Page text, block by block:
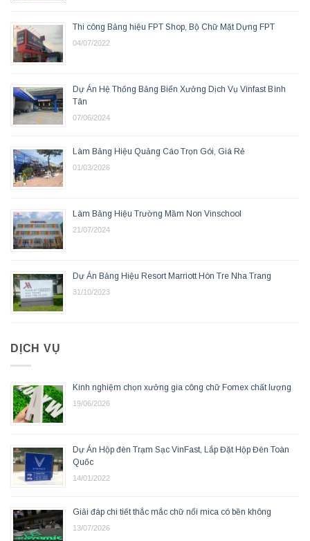
Thi công Bảng hiệu FPT Shop, Bộ Chữ Mặt Dựng FPT
04/07/2022
Dự Án Hệ Thống Bảng Biển Xưởng Dịch Vụ Vinfast Bình
Tân
07/06/2024
Làm Bảng Hiệu Quảng Cáo Trọn Gói, Giá Rẻ
01/03/2026
Làm Bảng Hiệu Trường Mầm Non Vinschool
21/07/2024
Dự Án Bảng Hiệu Resort Marriott Hòn Tre Nha Trang
31/10/2023
DỊCH VỤ
Kinh nghiệm chọn xưởng gia công chữ Fomex chất lượng
19/06/2026
Dự Án Hộp đèn Trạm Sạc VinFast, Lắp Đặt Hộp Đèn Toàn
Quốc
14/01/2022
Giải đáp chi tiết thắc mắc chữ nổi mica có bền không
13/07/2026